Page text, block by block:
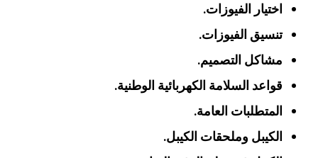
اختيار الفيوزات.
تنسيق الفيوزات.
مشاكل التصميم.
قواعد السلامة الكهربائية الوطنية.
المتطلبات العامة.
الكيبل وملحقات الكيبل.